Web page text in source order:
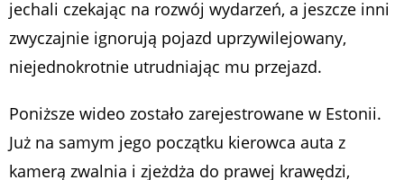
jechali czekając na rozwój wydarzeń, a jeszcze inni
zwyczajnie ignorują pojazd uprzywilejowany,
niejednokrotnie utrudniając mu przejazd.
Poniższe wideo zostało zarejestrowane w Estonii.
Już na samym jego początku kierowca auta z
kamerą zwalnia i zjeżdża do prawej krawędzi,